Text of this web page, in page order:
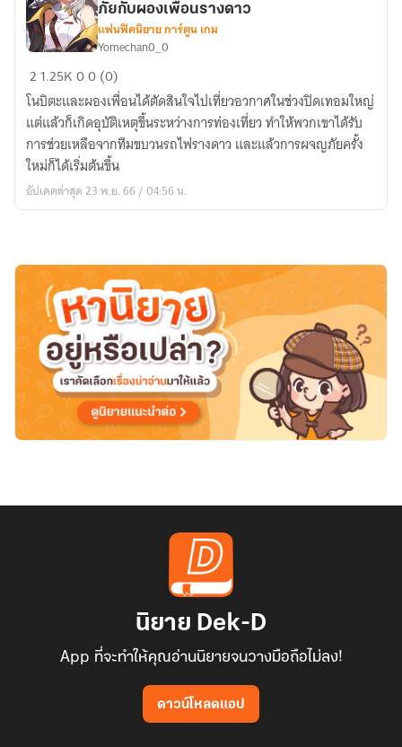
Honkai
StarRail]
Doraemon
Nobita's
no
Uchuressha
โน
ภัย
กับ
ผอง
เพื่อน
ราง
ดาว
ภัยกับผองเพื่อนรางดาว
แฟนฟิคนิยาย การ์ตูน เกม
Yomechan0_0
2 1.25K00 (0)
โนบิตะและผองเพื่อนได้ตัดสินใจไปเที่ยวอวกาศในช่วงปิดเทอมใหญ่
แต่แล้วก็เกิดอุบัติเหตุขึ้นระหว่างการท่องเที่ยว ทำให้พวกเขาได้รับ
การช่วยเหลือจากทีมขบวนรถไฟรางดาว และแล้วการผจญภัยครั้ง
ใหม่ก็ได้เริ่มต้นขึ้น
อัปเดตล่าสุด 23 พ.ย. 66 / 04:56 น.
นิยาย Dek-D
App ที่จะทำให้คุณอ่านนิยายจนวางมือถือไม่ลง!
ดาวน์โหลดแอป